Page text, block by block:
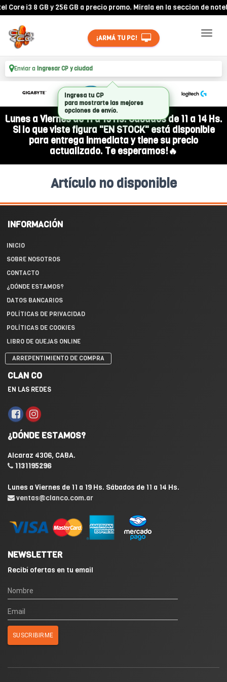
i3 8 GB y 256 GB a precio promo. Mirala en la seccion de
¡ARMÁ TU PC!
Enviar a Ingresar CP y ciudad
Lunes a Viernes de 11 a 19 Hs. Sábados de 11 a 14 Hs.
Si lo que viste figura "EN STOCK" está disponible
para entrega inmediata y tiene su precio
actualizado. Te esperamos!🔥
Artículo no disponible
INFORMACIÓN
INICIO
SOBRE NOSOTROS
CONTACTO
¿DÓNDE ESTAMOS?
DATOS BANCARIOS
POLÍTICAS DE PRIVACIDAD
POLÍTICAS DE COOKIES
LIBRO DE QUEJAS ONLINE
ARREPENTIMIENTO DE COMPRA
CLAN CO
EN LAS REDES
¿DÓNDE ESTAMOS?
Alcaraz 4306, CABA.
1131195296
Lunes a Viernes de 11 a 19 Hs. Sábados de 11 a 14 Hs.
ventas@clanco.com.ar
NEWSLETTER
Recibí ofertas en tu email
Ingresa tu CP
para mostrarte las mejores
opciones de envío.